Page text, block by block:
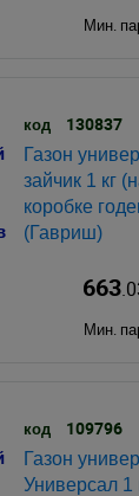
Мин.
код 130837
Газон
зайчик 1 кг
коробке
(Гавриш)
663
Мин.
код 109796
Газон
Универсал 1